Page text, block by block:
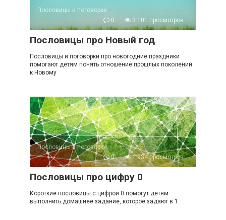
Пословицы и поговорки
0
3 101 просмотров
Пословицы про Новый год
Пословицы и поговорки про новогодние праздники
помогают детям понять отношение прошлых поколений
к Новому
Пословицы и поговорки
0
1 934 просмотров
Пословицы про цифру 0
Короткие пословицы с цифрой 0 помогут детям
выполнить домашнее задание, которое задают в 1